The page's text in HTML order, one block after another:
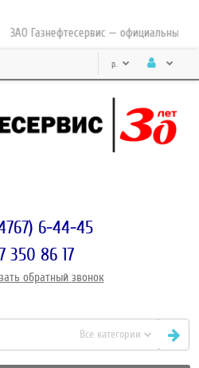
ЗАО Газнефтесервис — официальный
р.
6-44-45
350 86 17
обратный звонок
Все категории